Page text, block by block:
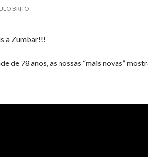
BRITO
a Zumbar!!!
de 78 anos, as nossas “mais novas”